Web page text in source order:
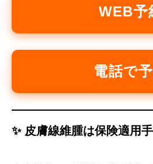
WEB予
電話で
✨ 皮膚線維腫は保険適用